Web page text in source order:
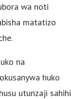
wa noti
matatizo
na
huko
utunzaji sahihi